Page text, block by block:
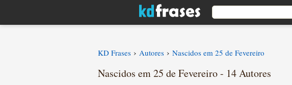
KD Frases › Autores › Nascidos em 25 de Fevereiro
Nascidos em 25 de Fevereiro - 14 Autores